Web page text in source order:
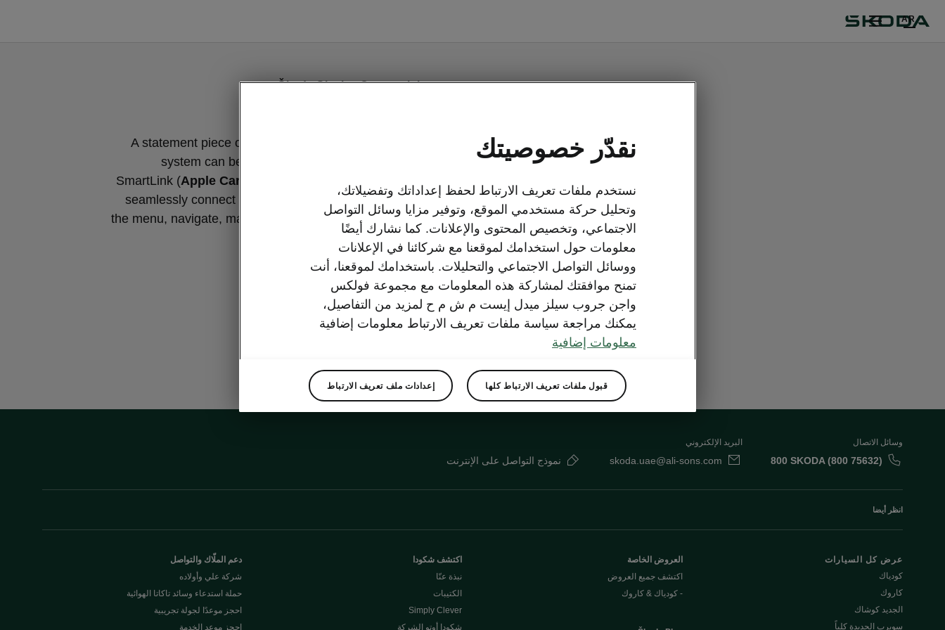
AR
Škoda Slavia - Connectivity
A statement piece on the dashboard, the infotainment
system can be operated via touch controls. With
SmartLink (Apple CarPlay
seamlessly connect your phone to the system. Browse
the menu, navigate, make calls and more with everything
you need within reach.
وسائل الاتصال
800 SKODA (800 75632)
البريد الإلكتروني
skoda.uae@ali-sons.com نموذج التواصل على الإنترنت
انظر أيضا
عرض كل السيارات
كودياك
كاروك
الجديد كوشاك
سوبرب الجديدة كلياً
العروض الخاصة
اكتشف جميع العروض
- كودياك & كاروك
اكتشف شكودا
نبذة عنّا
الكتيبات
Simply Clever
شكودا أوتو الشركة
دعم الملّاك والتواصل
شركة علي وأولاده
حملة استدعاء وسائد تاكاتا الهوائية
احجز موعدًا لجولة تجريبية
احجز موعد الخدمة
نقدّر خصوصيتك
نستخدم ملفات تعريف الارتباط لحفظ إعداداتك وتفضيلاتك،
وتحليل حركة مستخدمي الموقع، وتوفير مزايا وسائل التواصل
الاجتماعي، وتخصيص المحتوى والإعلانات. كما نشارك أيضًا
معلومات حول استخدامك لموقعنا مع شركائنا في الإعلانات
ووسائل التواصل الاجتماعي والتحليلات. باستخدامك لموقعنا، أنت
تمنح موافقتك لمشاركة هذه المعلومات مع مجموعة فولكس
واجن جروب سيلز ميدل إيست م ش م ح لمزيد من التفاصيل،
يمكنك مراجعة سياسة ملفات تعريف الارتباط معلومات إضافية
معلومات إضافية
قبول ملفات تعريف الارتباط كلها إعدادات ملف تعريف الارتباط